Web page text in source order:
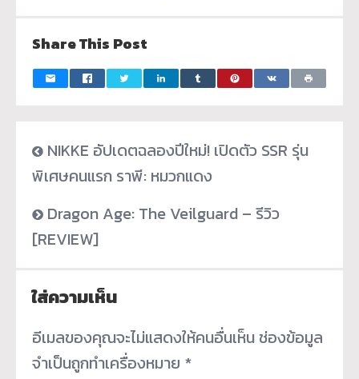
Share This Post
NIKKE อัปเดตฉลองปีใหม่! เปิดตัว SSR รุ่น
พิเศษคนแรก ราพี: หมวกแดง
Dragon Age: The Veilguard – รีวิว
[REVIEW]
ใส่ความเห็น
อีเมลของคุณจะไม่แสดงให้คนอื่นเห็น ช่องข้อมูล
จำเป็นถูกทำเครื่องหมาย *